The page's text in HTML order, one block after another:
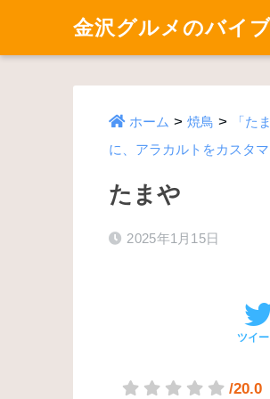
金沢グルメのバイ
ホーム > 焼鳥 >
「た
に、アラカルトをカスタ
たまや
2025年1月15日
ツイー
/20.0